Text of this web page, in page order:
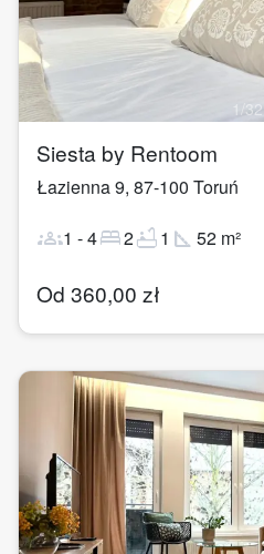
1 /32
Siesta by Rentoom
Łazienna 9, 87-100 Toruń
groups1 -4bed2bathtub1 square_foot 52 m²
Od 360,00 zł